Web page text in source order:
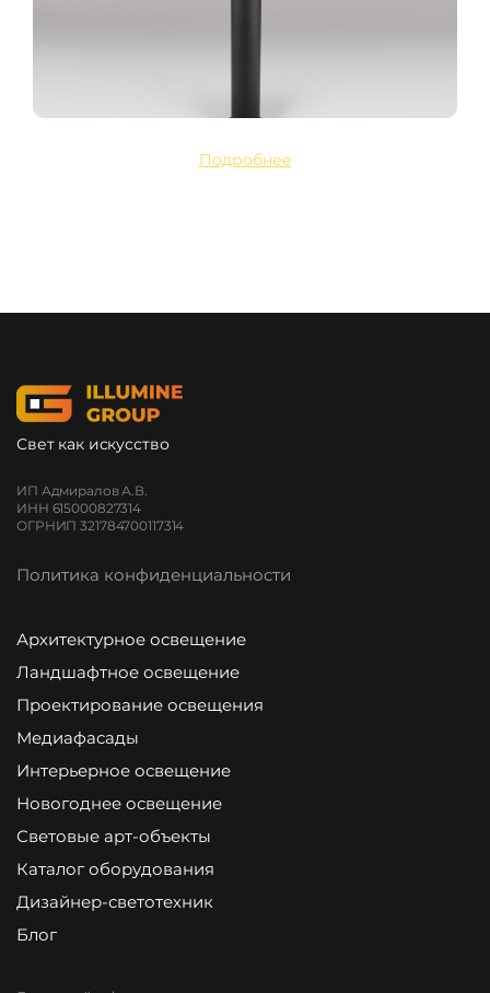
Подробнее
Свет как искусство
ИП Адмиралов А.В.
ИНН 615000827314
ОГРНИП 321784700117314
Политика конфиденциальности
Архитектурное освещение
Ландшафтное освещение
Проектирование освещения
Медиафасады
Интерьерное освещение
Новогоднее освещение
Световые арт-объекты
Каталог оборудования
Дизайнер-светотехник
Блог